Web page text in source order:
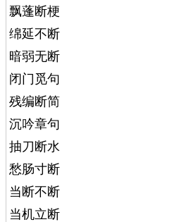
飘蓬断梗
绵延不断
暗弱无断
闭门觅句
残编断简
沉吟章句
抽刀断水
愁肠寸断
当断不断
当机立断